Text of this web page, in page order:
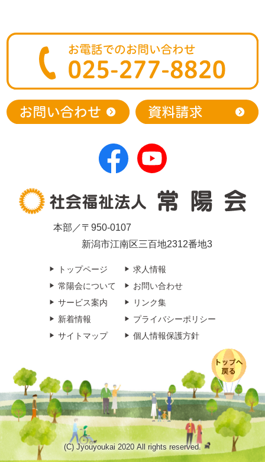
本部／〒950-0107
新潟市江南区三百地2312番地3
トップページ
常陽会について
サービス案内
新着情報
サイトマップ
求人情報
お問い合わせ
リンク集
プライバシーポリシー
個人情報保護方針
(C) Jyouyoukai 2020 All rights reserved.